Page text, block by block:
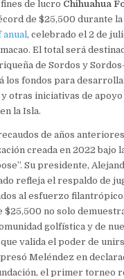
de lucro Chihuahua
de $25,500 durante
anual, celebrado el 2 de
El total será
de Sordos y
los fondos para
otras iniciativas de apoyo
la Isla.
de años
creada en 2022 bajo
Su presidente,
refleja el respaldo de
al esfuerzo
$25,500 no solo
golfística y de
valida el poder de
Meléndez en
el primer torneo